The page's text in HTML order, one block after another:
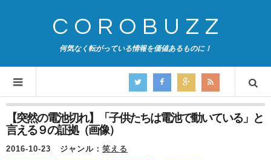
COROBUZZ
何気なく転がっている情報を価値あるものに！
【突然の電池切れ】「子供たちは電池で動いている」と
言える９の証拠（画像）
2016-10-23 ジャンル： 笑える